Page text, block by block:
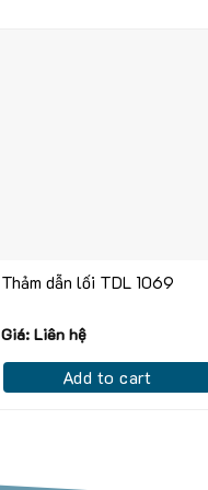
Thảm dẫn lối TDL 1069
Giá: Liên hệ
Add to cart